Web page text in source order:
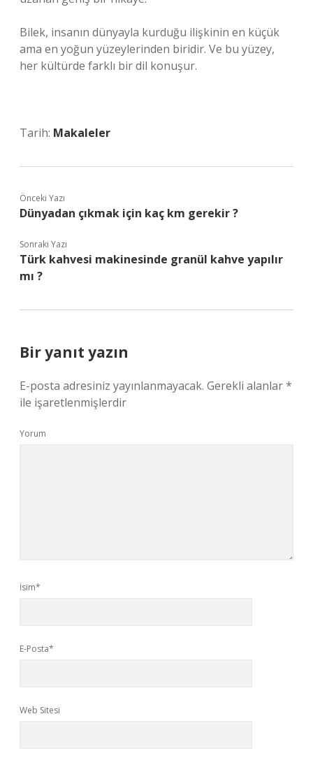
Bilek, insanın dünyayla kurduğu ilişkinin en küçük
ama en yoğun yüzeylerinden biridir. Ve bu yüzey,
her kültürde farklı bir dil konuşur.
Tarih: Makaleler
Önceki Yazı
Dünyadan çıkmak için kaç km gerekir ?
Sonraki Yazı
Türk kahvesi makinesinde granül kahve yapılır
mı ?
Bir yanıt yazın
E-posta adresiniz yayınlanmayacak. Gerekli alanlar*
ile işaretlenmişlerdir
Yorum
İsim*
E-Posta*
Web Sitesi